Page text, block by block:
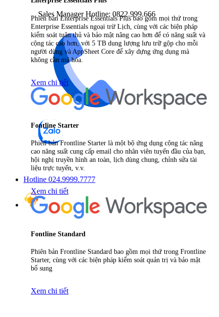
Sales Manager Hotline: 0822.999.666
Hotline 024.9999.7777
Phiên bản Enterprise Essentials Plus bao gồm mọi thứ trong
Enterprise Essentials ngoại trừ Lịch, cùng với các biện pháp
kiểm soát tuân thủ và bảo mật nâng cao hơn để có năng suất và
cộng tác cao hơn, với 5 TB dung lượng lưu trữ gộp cho mỗi
người dùng và AppSheet Core để xây dựng ứng dụng mà
không cần mã hóa.
Xem chi tiết
Fontline Starter
Phiên bản Frontline Starter là một bộ ứng dụng cộng tác nâng
cao năng suất cung cấp email cho nhân viên tuyến đầu của bạn,
hội nghị truyền hình an toàn, lịch dùng chung, chỉnh sửa tài
liệu trực tuyến, v.v.
Xem chi tiết
Fontline Standard
Phiên bản Frontline Standard bao gồm mọi thứ trong Frontline
Starter, cùng với các biện pháp kiểm soát quản trị và bảo mật
bổ sung
Xem chi tiết